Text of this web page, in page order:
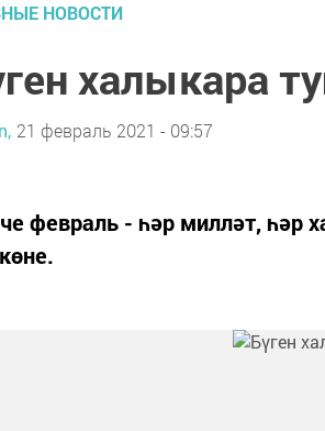
НОВОСТИ
халыкара
21 февраль 2021 - 09:57
февраль - һәр милләт, һәр